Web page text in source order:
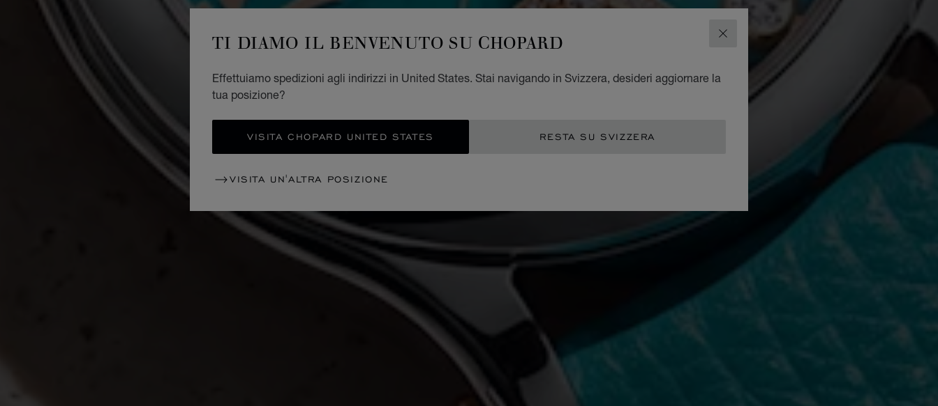
CHIUDI
TI DIAMO IL BENVENUTO SU CHOPARD
Effettuiamo spedizioni agli indirizzi in United States. Stai navigando in Svizzera, desideri aggiornare la
tua posizione?
VISITA CHOPARD UNITED STATES RESTA SU SVIZZERA
VISITA UN'ALTRA POSIZIONE